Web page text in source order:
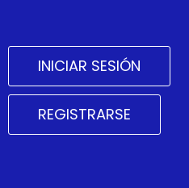
INICIAR SESIÓN
REGISTRARSE